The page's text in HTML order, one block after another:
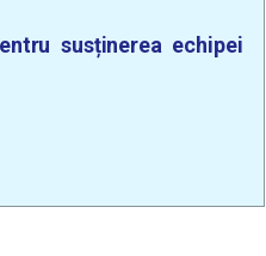
susținerea echipei